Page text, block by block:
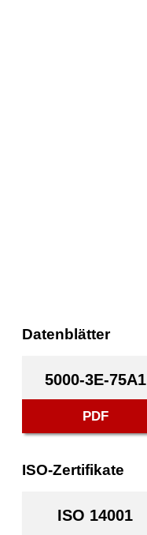
Datenblätter
5000-3E-75A1
PDF
ISO-Zertifikate
ISO 14001